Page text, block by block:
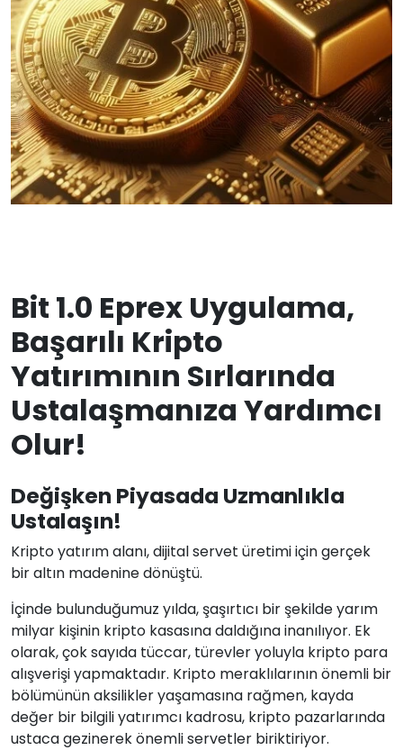
Bit 1.0 Eprex Uygulama,
Başarılı Kripto
Yatırımının Sırlarında
Ustalaşmanıza Yardımcı
Olur!
Değişken Piyasada Uzmanlıkla
Ustalaşın!
Kripto yatırım alanı, dijital servet üretimi için gerçek
bir altın madenine dönüştü.
İçinde bulunduğumuz yılda, şaşırtıcı bir şekilde yarım
milyar kişinin kripto kasasına daldığına inanılıyor. Ek
olarak, çok sayıda tüccar, türevler yoluyla kripto para
alışverişi yapmaktadır. Kripto meraklılarının önemli bir
bölümünün aksilikler yaşamasına rağmen, kayda
değer bir bilgili yatırımcı kadrosu, kripto pazarlarında
ustaca gezinerek önemli servetler biriktiriyor.